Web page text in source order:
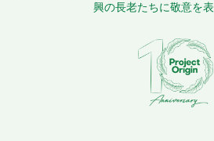
興の長老たちに敬意を表